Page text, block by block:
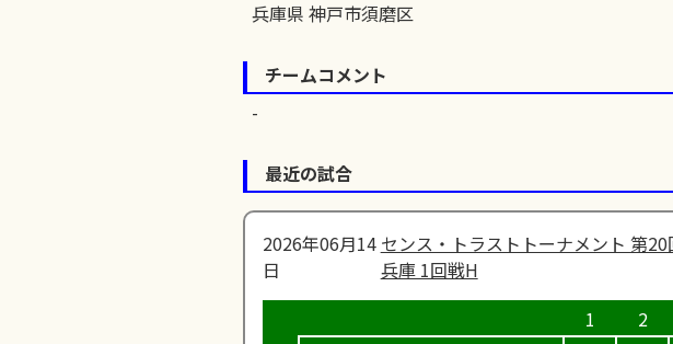
兵庫県 神戸市須磨区
チームコメント
最近の試合
2026年06月14
日
センス・トラストトーナメント 第
兵庫 1回戦H